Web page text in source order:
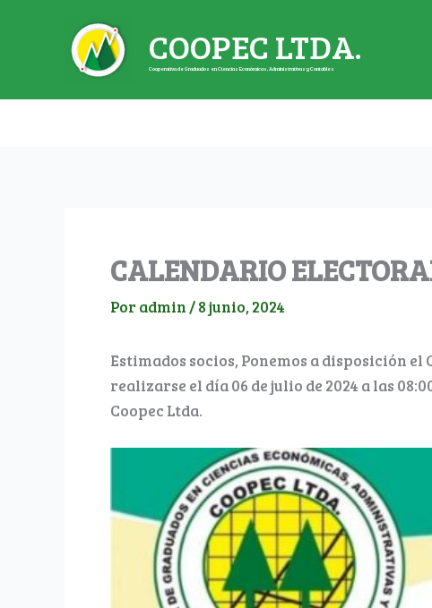
contenido
COOPEC LTDA.
Cooperativa de Graduados en Ciencias Económicas, Administrativas y Contables
CALENDARIO
Por admin/8 junio, 2024
Estimados socios, Ponemos a disposición
realizarse el día 06 de julio de 2024 a las
Coopec Ltda.